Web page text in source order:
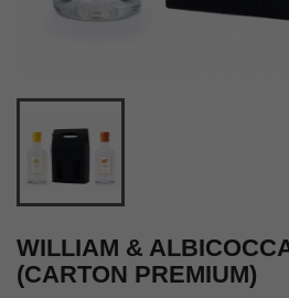
WILLIAM &
(CARTON PREMIUM)